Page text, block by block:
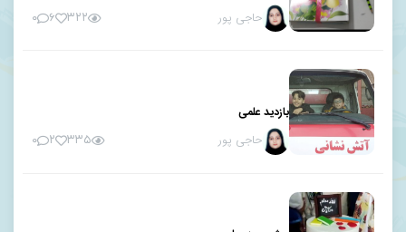
حاجی پور ۳۲۲ ۶ ۰
بازدید علمی
حاجی پور ۳۳۵ ۲ ۰